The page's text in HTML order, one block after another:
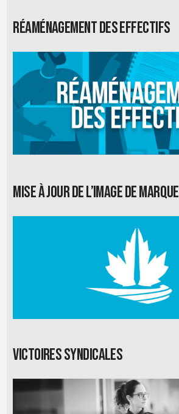
Réaménagement des effectifs
Mise à jour de l’image de marque
Victoires syndicales